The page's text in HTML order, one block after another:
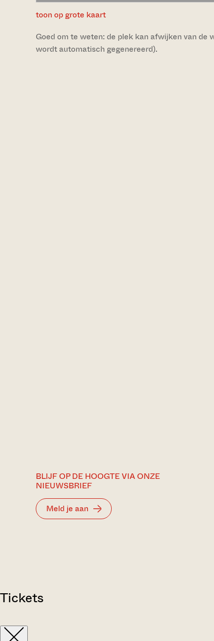
toon op grote kaart
Goed om te weten: de plek kan afwijken van de
wordt automatisch gegenereerd).
BLIJF OP DE HOOGTE VIA ONZE
NIEUWSBRIEF
Meld je aan
Tickets